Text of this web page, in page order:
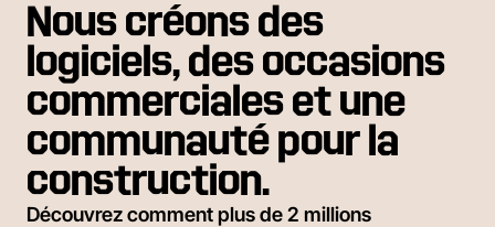
Nous créons des
logiciels, des occasions
commerciales et une
communauté pour la
construction.
Découvrez comment plus de 2 millions